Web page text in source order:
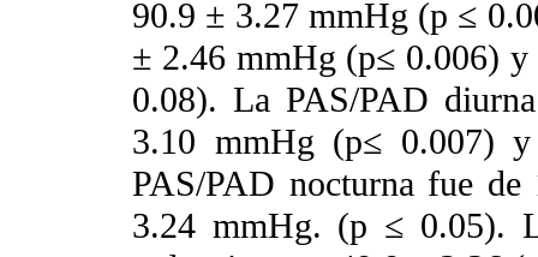
90.9 ± 3.27 mmHg (p ≤
± 2.46 mmHg (p≤ 0.006)
0.08). La PAS/PAD
3.10 mmHg (p≤ 0.007)
PAS/PAD nocturna fue
3.24 mmHg. (p ≤ 0.05).